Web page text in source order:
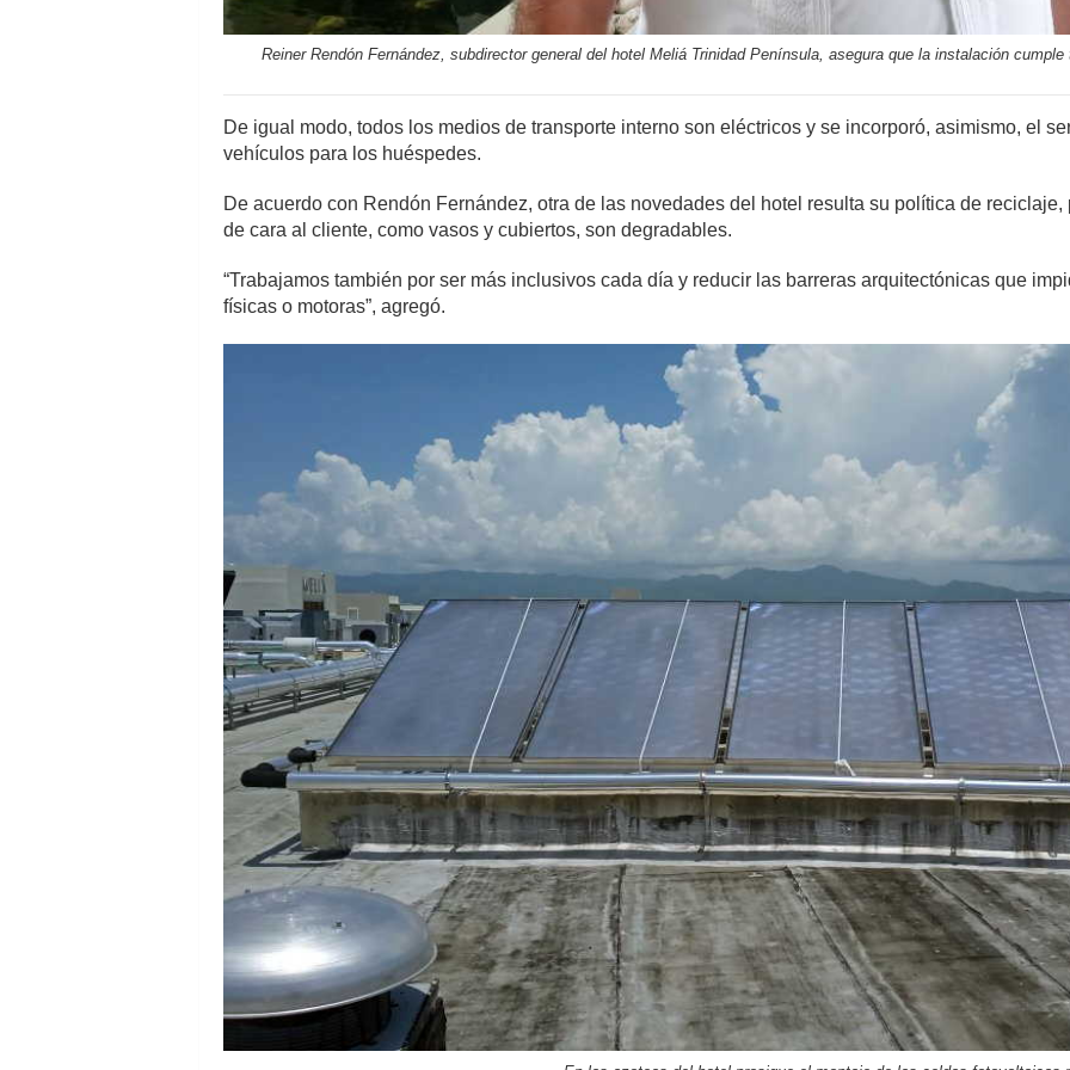
Reiner Rendón Fernández, subdirector general del hotel Meliá Trinidad Península, asegura que la instalación
De igual modo, todos los medios de transporte interno son eléctricos y se incorporó, asimismo, el
vehículos para los huéspedes.
De acuerdo con Rendón Fernández, otra de las novedades del hotel resulta su política de
de cara al cliente, como vasos y cubiertos, son degradables.
“Trabajamos también por ser más inclusivos cada día y reducir las barreras arquitectónicas que
físicas o motoras”, agregó.